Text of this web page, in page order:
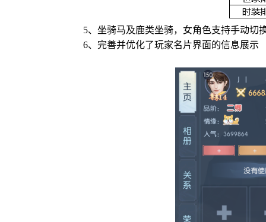
5、坐骑马及鹿类坐骑，女角色支持手动切
6、完善并优化了玩家名片界面的信息展示